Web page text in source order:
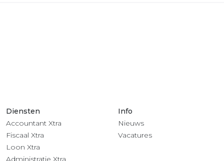
Diensten
Accountant Xtra
Fiscaal Xtra
Loon Xtra
Administratie Xtra
Info
Nieuws
Vacatures